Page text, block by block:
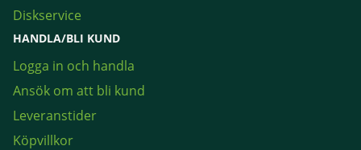
Diskservice
HANDLA/BLI KUND
Logga in och handla
Ansök om att bli kund
Leveranstider
Köpvillkor